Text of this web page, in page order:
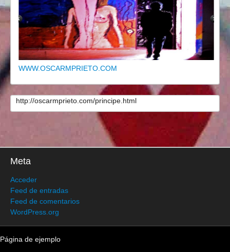
WWW.OSCARMPRIETO.COM
http://oscarmprieto.com/principe.html
Meta
Acceder
Feed de entradas
Feed de comentarios
WordPress.org
Página de ejemplo